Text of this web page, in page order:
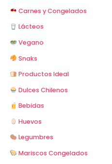
Carnes y Congelados
Lácteos
Vegano
Snaks
Productos Ideal
Dulces Chilenos
Bebidas
Huevos
Legumbres
Mariscos Congelados